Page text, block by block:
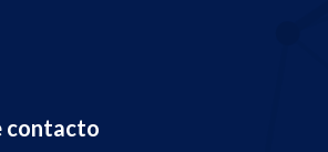
contacto